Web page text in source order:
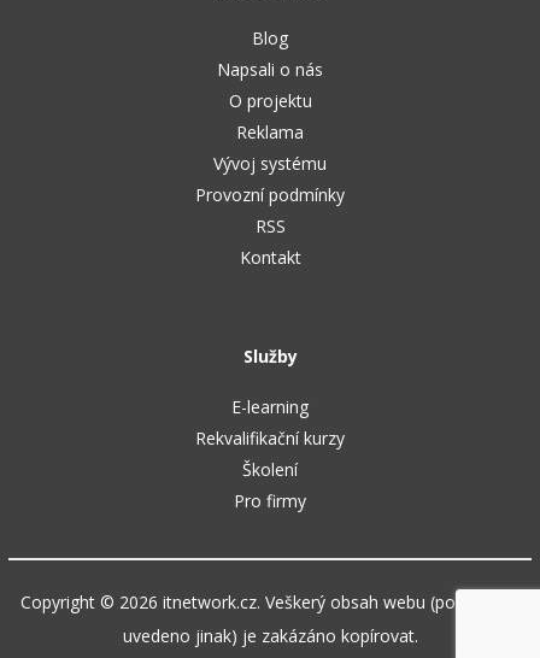
Blog
Napsali o nás
O projektu
Reklama
Vývoj systému
Provozní podmínky
RSS
Kontakt
Služby
E-learning
Rekvalifikační kurzy
Školení
Pro firmy
Copyright © 2026 itnetwork.cz. Veškerý obsah webu (pokud není
uvedeno jinak) je zakázáno kopírovat.